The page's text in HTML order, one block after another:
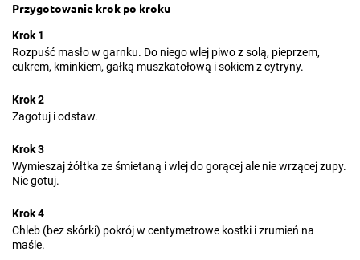
Przygotowanie krok po kroku
Krok 1
Rozpuść masło w garnku. Do niego wlej piwo z solą, pieprzem,
cukrem, kminkiem, gałką muszkatołową i sokiem z cytryny.
Krok 2
Zagotuj i odstaw.
Krok 3
Wymieszaj żółtka ze śmietaną i wlej do gorącej ale nie wrzącej zupy.
Nie gotuj.
Krok 4
Chleb (bez skórki) pokrój w centymetrowe kostki i zrumień na
maśle.